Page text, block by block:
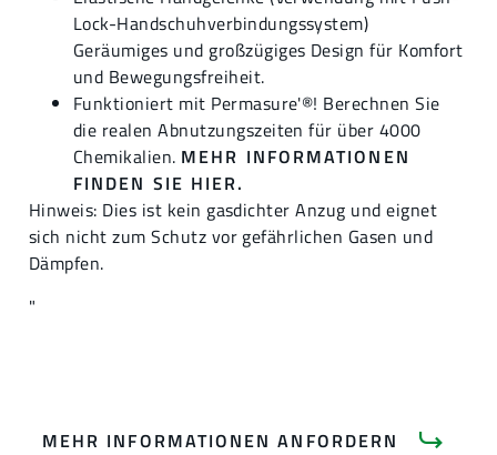
Lock-Handschuhverbindungssystem)
Geräumiges und großzügiges Design für Komfort
und Bewegungsfreiheit.
Funktioniert mit Permasure'®! Berechnen Sie
die realen Abnutzungszeiten für über 4000
Chemikalien. MEHR INFORMATIONEN
FINDEN SIE HIER.
Hinweis: Dies ist kein gasdichter Anzug und eignet
sich nicht zum Schutz vor gefährlichen Gasen und
Dämpfen.
"
MEHR INFORMATIONEN ANFORDERN